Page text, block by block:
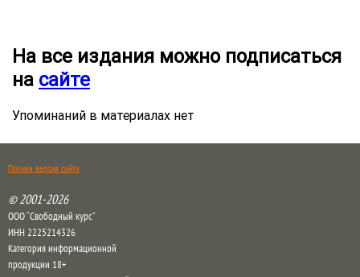
На все издания можно подписаться
на сайте
Упоминаний в материалах нет
Полная версия сайта
© 2001-2026
ООО “Свободный курс”
ИНН 2225214326
Категория информационной
продукции 18+